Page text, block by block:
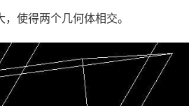
使得两个几何体相交。